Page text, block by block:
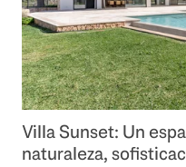
Villa Sunset: Un
naturaleza,